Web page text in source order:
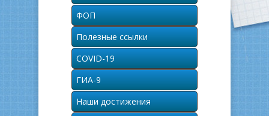
ФОП
Полезные ссылки
COVID-19
ГИА-9
Наши достижения